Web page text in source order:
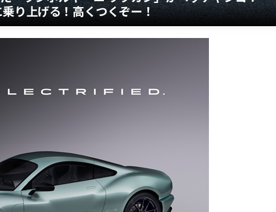
り上げる！高くつくぞー！